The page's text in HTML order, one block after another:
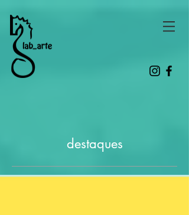
destaques